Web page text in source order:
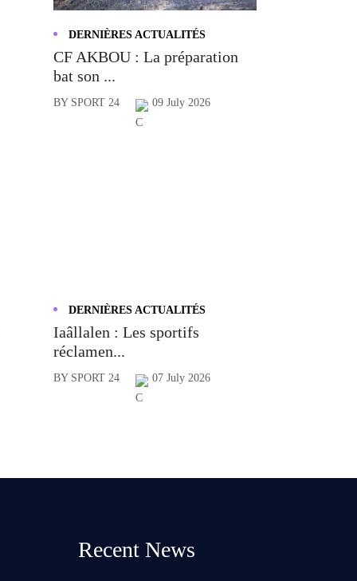
DERNIÈRES ACTUALITÉS
CF AKBOU : La préparation
bat son ...
BY SPORT 24 09 July 2026
DERNIÈRES ACTUALITÉS
Iaâllalen : Les sportifs
réclamen...
BY SPORT 24 07 July 2026
Recent News